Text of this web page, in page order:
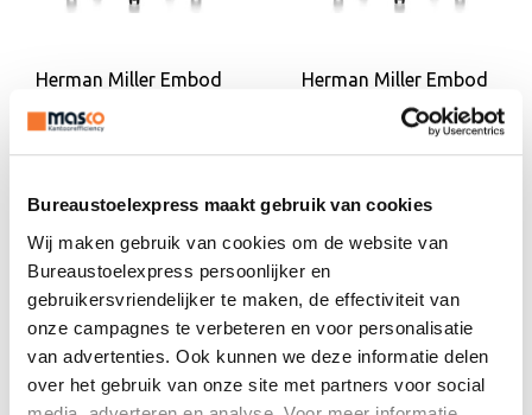
Bureaustoelexpress maakt gebruik van cookies
Wij maken gebruik van cookies om de website van
Bureaustoelexpress persoonlijker en
gebruikersvriendelijker te maken, de effectiviteit van
onze campagnes te verbeteren en voor personalisatie
van advertenties. Ook kunnen we deze informatie delen
over het gebruik van onze site met partners voor social
Herman Miller Embod
y zwart - aluminium
€3.073,40
€ Excl. BTW
Herman Miller Embod
y zwart - wit
€1.695,00 Excl. BTW